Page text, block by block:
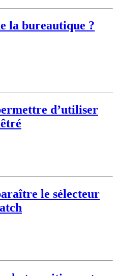
la bureautique ?
d’utiliser
le sélecteur